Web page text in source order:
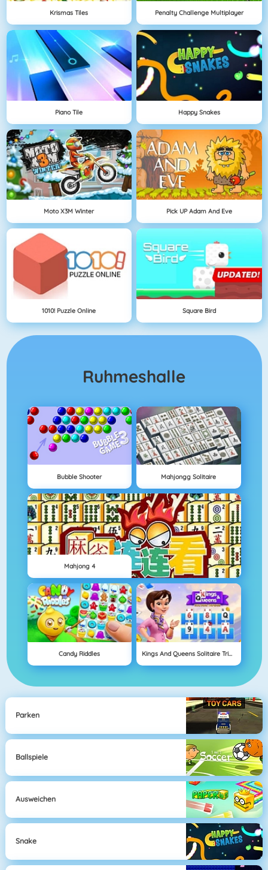
Krismas Tiles Penalty Challenge Multiplayer
Piano Tile Happy Snakes
Moto X3M Winter Pick UP Adam And Eve
1010! Puzzle Online Square Bird
Ruhmeshalle
Bubble Shooter Mahjongg Solitaire
Mahjong 4
Candy Riddles Kings And Queens Solitaire Tripeaks
Parken
Ballspiele
Ausweichen
Snake